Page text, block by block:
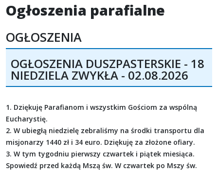
Ogłoszenia parafialne
OGŁOSZENIA
OGŁOSZENIA DUSZPASTERSKIE - 18
NIEDZIELA ZWYKŁA - 02.08.2026
1. Dziękuję Parafianom i wszystkim Gościom za wspólną
Eucharystię.
2. W ubiegłą niedzielę zebraliśmy na środki transportu dla
misjonarzy 1440 zł i 34 euro. Dziękuję za złożone ofiary.
3. W tym tygodniu pierwszy czwartek i piątek miesiąca.
Spowiedź przed każdą Mszą św. W czwartek po Mszy św.